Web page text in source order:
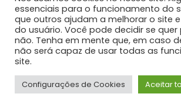
40 50 ... »
essenciais para o funcionamento do
que outros ajudam a melhorar o site
do usuário. Você pode decidir se
não. Tenha em mente que, em caso
não será capaz de usar todas as
site.
Configurações de Cookies Aceitar